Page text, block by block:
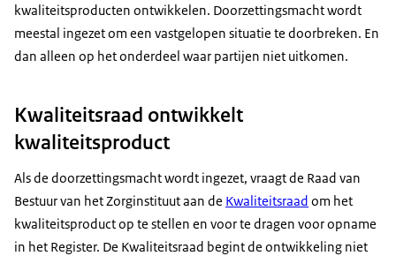
kwaliteitsproducten ontwikkelen. Doorzettingsmacht wordt
meestal ingezet om een vastgelopen situatie te doorbreken. En
dan alleen op het onderdeel waar partijen niet uitkomen.
Kwaliteitsraad ontwikkelt
kwaliteitsproduct
Als de doorzettingsmacht wordt ingezet, vraagt de Raad van
Bestuur van het Zorginstituut aan de Kwaliteitsraad om het
kwaliteitsproduct op te stellen en voor te dragen voor opname
in het Register. De Kwaliteitsraad begint de ontwikkeling niet